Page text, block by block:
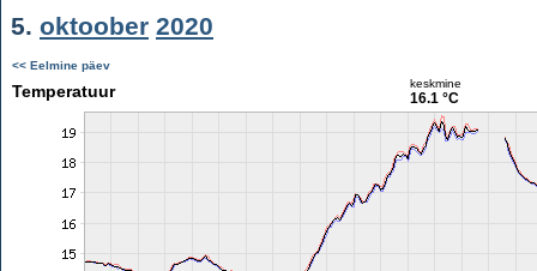
5. oktoober 2020
<< Eelmine päev
Temperatuur keskmine
16.1 °C